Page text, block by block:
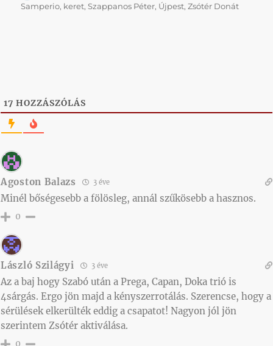
Samperio, keret,Szappanos Péter, Újpest,Zsótér Donát
17 HOZZÁSZÓLÁS
Agoston Balazs 3 éve
Minél bőségesebb a fölösleg, annál szűkösebb a hasznos.
0
László Szilágyi 3 éve
Az a baj hogy Szabó után a Prega, Capan, Doka trió is
4sárgás. Ergo jön majd a kényszerrotálás. Szerencse, hogy a
sérülések elkerülték eddig a csapatot! Nagyon jól jön
szerintem Zsótér aktiválása.
0